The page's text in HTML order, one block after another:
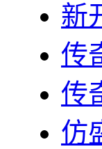
新
传
传
仿